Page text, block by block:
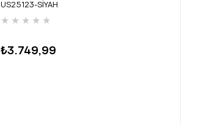
US25123-SİYAH
★ ★ ★ ★ ★
₺3.749,99